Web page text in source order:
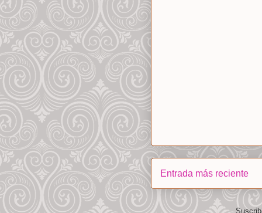
Entrada más reciente